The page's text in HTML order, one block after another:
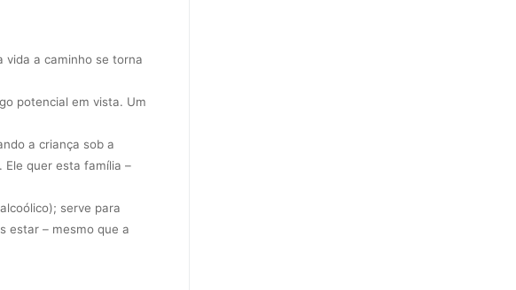
vida a caminho se torna
potencial em vista. Um
a criança sob a
Ele quer esta família –
serve para
estar – mesmo que a